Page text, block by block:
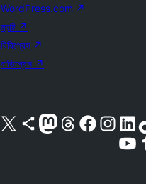
WordPress.com ↗
ম্যাট ↗
বিবিপ্রেস ↗
বাডিপ্রেস ↗
আমাদের X (আগের টুইটার) অ্যাকাউন্টে যান আমাদের Bluesky অ্যাকাউন্টটি দেখুনআমাদের মাস্টোডন অ্যাকাউন্টটি দেখুনআমাদের থ্রেডস অ্যাকাউন্টটি দেখুনআমাদের ফেসবুক পেজ দেখুনআমাদের ইন্সটাগ্রাম অ্যাকাউন্ট দেখুনআমাদের লিঙ্কডইন অ্যাকাউন্টে যানআমাদের
আমাদের ইউটিউব চ্যানেলে যান